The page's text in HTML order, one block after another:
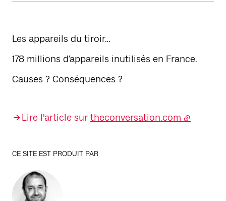
Les appareils du tiroir…
178 millions d’appareils inutilisés en France.
Causes ? Conséquences ?
Lire l'article sur theconversation.com
CE SITE EST PRODUIT PAR